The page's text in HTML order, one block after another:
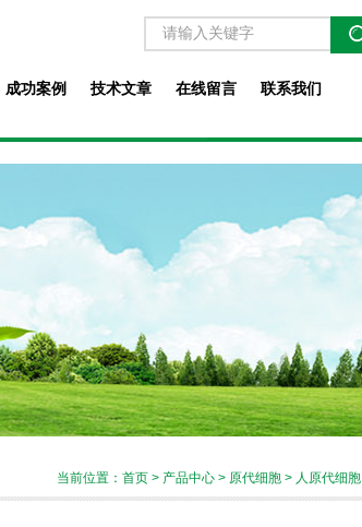
成功案例 技术文章 在线留言 联系我们
当前位置： 首页 > 产品中心 > 原代细胞 > 人原代细胞